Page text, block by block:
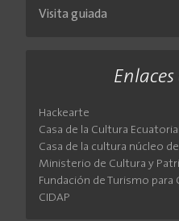
Visita guiada
Hackearte
Casa de la Cultura
Casa de la cultura núcleo
Ministerio de Cultura y
Fundación de Turismo para
CIDAP